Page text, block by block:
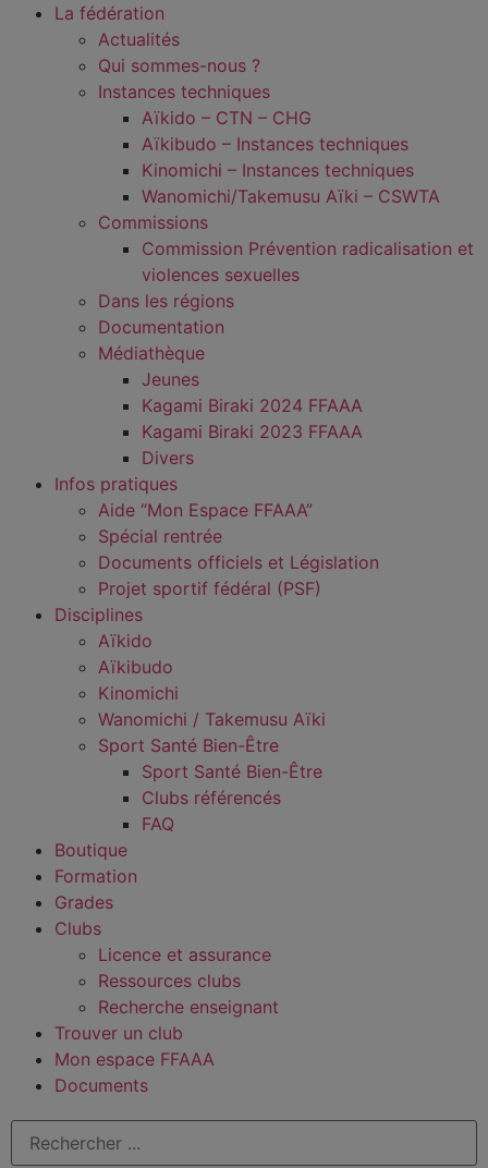
La fédération
Actualités
Qui sommes-nous ?
Instances techniques
Aïkido – CTN – CHG
Aïkibudo – Instances techniques
Kinomichi – Instances techniques
Wanomichi/Takemusu Aïki – CSWTA
Commissions
Commission Prévention radicalisation et
violences sexuelles
Dans les régions
Documentation
Médiathèque
Jeunes
Kagami Biraki 2024 FFAAA
Kagami Biraki 2023 FFAAA
Divers
Infos pratiques
Aide “Mon Espace FFAAA”
Spécial rentrée
Documents officiels et Législation
Projet sportif fédéral (PSF)
Disciplines
Aïkido
Aïkibudo
Kinomichi
Wanomichi / Takemusu Aïki
Sport Santé Bien-Être
Sport Santé Bien-Être
Clubs référencés
FAQ
Boutique
Formation
Grades
Clubs
Licence et assurance
Ressources clubs
Recherche enseignant
Trouver un club
Mon espace FFAAA
Documents